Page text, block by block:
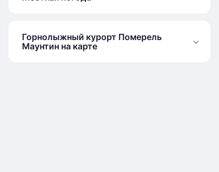
Горнолыжный курорт Померель
Маунтин на карте